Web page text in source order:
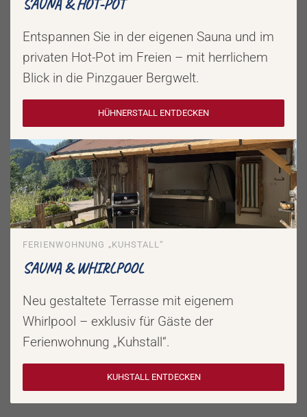
Ferienwohnung "Kuhstall"
Entspannen Sie in der eigenen Sauna und im
privaten Hot-Pot im Freien – mit herrlichem
Blick in die Pinzgauer Bergwelt.
HÜHNERSTALL ENTDECKEN
FERIENWOHNUNG „KUHSTALL“
SAUNA & WHIRLPOOL
Neu gestaltete Terrasse mit eigenem
Whirlpool – exklusiv für Gäste der
Ferienwohnung „Kuhstall“.
KUHSTALL ENTDECKEN